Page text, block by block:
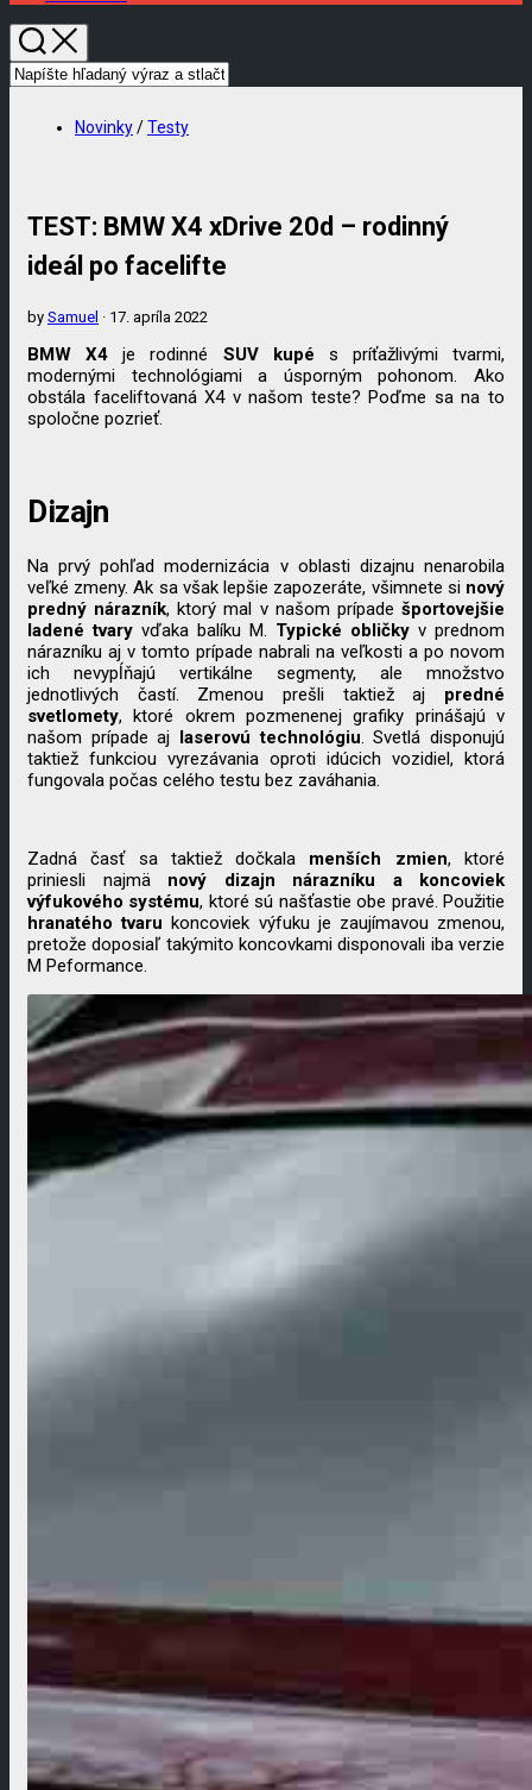
Novinky/Testy
TEST: BMW X4 xDrive 20d – rodinný
ideál po facelifte
by Samuel · 17. apríla 2022
BMW X4 je rodinné SUV kupé s príťažlivými tvarmi,
modernými technológiami a úsporným pohonom. Ako
obstála faceliftovaná X4 v našom teste? Poďme sa na to
spoločne pozrieť.
Dizajn
Na prvý pohľad modernizácia v oblasti dizajnu nenarobila
veľké zmeny. Ak sa však lepšie zapozeráte, všimnete si nový
predný nárazník, ktorý mal v našom prípade športovejšie
ladené tvary vďaka balíku M. Typické obličky v prednom
nárazníku aj v tomto prípade nabrali na veľkosti a po novom
ich nevypĺňajú vertikálne segmenty, ale množstvo
jednotlivých častí. Zmenou prešli taktiež aj predné
svetlomety, ktoré okrem pozmenenej grafiky prinášajú v
našom prípade aj laserovú technológiu. Svetlá disponujú
taktiež funkciou vyrezávania oproti idúcich vozidiel, ktorá
fungovala počas celého testu bez zaváhania.
Zadná časť sa taktiež dočkala menších zmien, ktoré
priniesli najmä nový dizajn nárazníku a koncoviek
výfukového systému, ktoré sú našťastie obe pravé. Použitie
hranatého tvaru koncoviek výfuku je zaujímavou zmenou,
pretože doposiaľ takýmito koncovkami disponovali iba verzie
M Peformance.